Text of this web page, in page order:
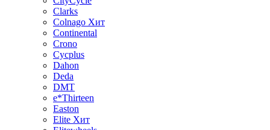
Clarks
Colnago Хит
Continental
Crono
Cycplus
Dahon
Deda
DMT
e*Thirteen
Easton
Elite Хит